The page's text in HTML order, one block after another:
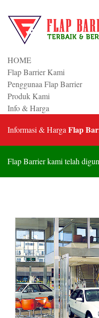
HOME
Flap Barrier Kami
Penggunaa Flap Barrier
Produk Kami
Info & Harga
Informasi & Harga Flap
Flap Barrier kami telah